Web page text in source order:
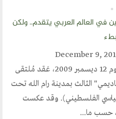
المنتدى في الاعلام
أرسل لنا إنجليزية
في العالم العربي يتقدم.. ولكن
قبل بضعة أسابيع، وتحديدا يوم 12 ديسمبر 2009، عَـقد مُـلتقى
الثالث بمدينة رام الله تحت
الفلسطيني). وقد عكست
حسب ما...